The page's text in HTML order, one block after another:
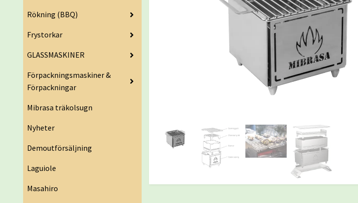
Rökning (BBQ)
Frystorkar
GLASSMASKINER
Förpackningsmaskiner &
Förpackningar
Mibrasa träkolsugn
Nyheter
Demoutförsäljning
Laguiole
Masahiro